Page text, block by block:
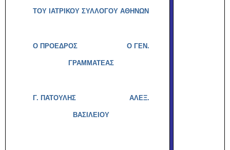
ΤΟΥ ΙΑΤΡΙΚΟΥ ΣΥΛΛΟΓΟΥ ΑΘΗΝΩΝ
Ο ΠΡΟΕΔΡΟΣ Ο ΓΕΝ.
ΓΡΑΜΜΑΤΕΑΣ
Γ. ΠΑΤΟΥΛΗΣ ΑΛΕΞ.
ΒΑΣΙΛΕΙΟΥ